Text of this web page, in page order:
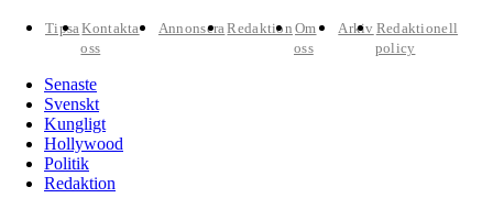
TipsaKontakta
oss
AnnonseraRedaktion Om
oss
Arkiv Redaktionell
policy
Senaste
Svenskt
Kungligt
Hollywood
Politik
Redaktion